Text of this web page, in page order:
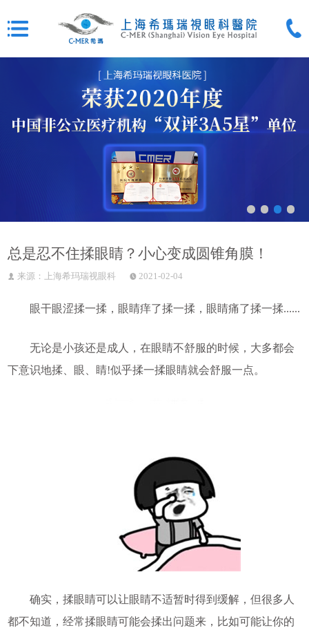
总是忍不住揉眼睛？小心变成圆锥角膜！
来源：上海希玛瑞视眼科 2021-02-04
眼干眼涩揉一揉，眼睛痒了揉一揉，眼睛痛了揉一揉......
无论是小孩还是成人，在眼睛不舒服的时候，大多都会
下意识地揉、眼、睛!似乎揉一揉眼睛就会舒服一点。
确实，揉眼睛可以让眼睛不适暂时得到缓解，但很多人
都不知道，经常揉眼睛可能会揉出问题来，比如可能让你的